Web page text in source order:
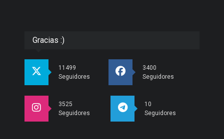
Gracias :)
11499
Seguidores
3400
Seguidores
3525
Seguidores
10
Seguidores